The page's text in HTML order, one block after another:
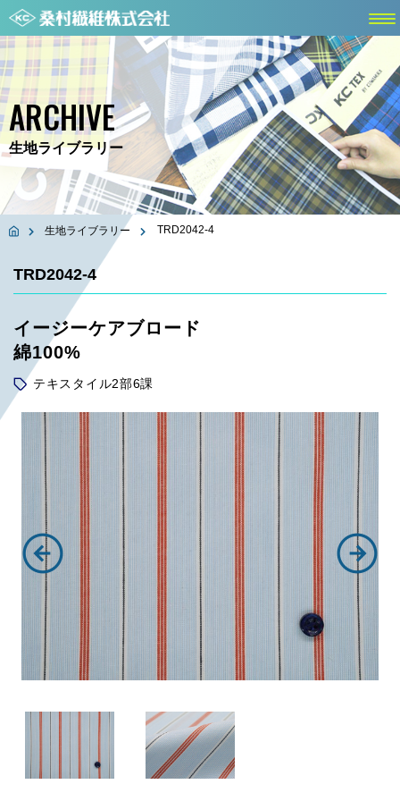
ARCHIVE
生地ライブラリー
生地ライブラリー TRD2042-4
TRD2042-4
イージーケアブロード
綿100%
テキスタイル2部6課